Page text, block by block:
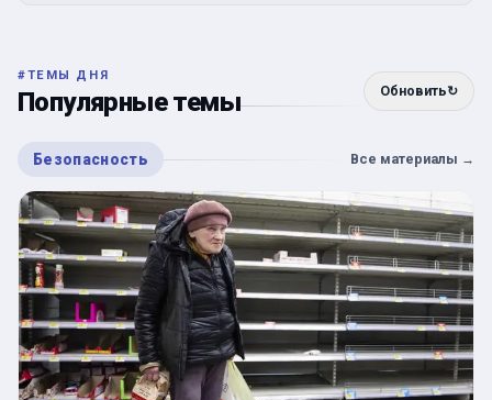
#ТЕМЫ ДНЯ
Популярные темы Обновить↻
Безопасность Все материалы →